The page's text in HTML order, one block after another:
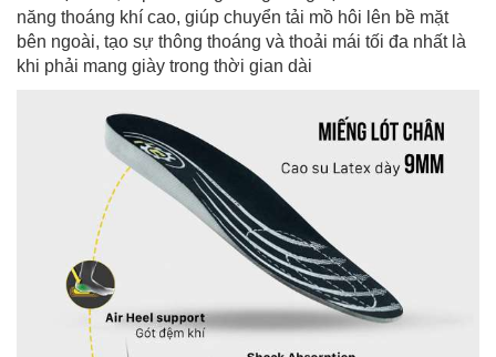
năng thoáng khí cao, giúp chuyển tải mồ hôi lên bề mặt
bên ngoài, tạo sự thông thoáng và thoải mái tối đa nhất là
khi phải mang giày trong thời gian dài